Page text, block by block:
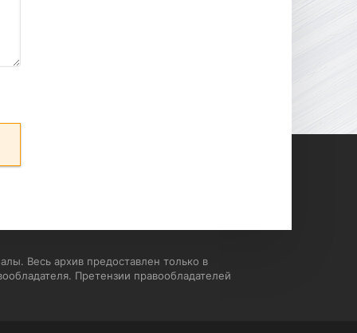
Весь архив предоставлен только в
Претензии правообладателей